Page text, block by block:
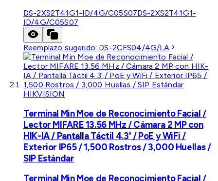
DS-2XS2T41G1-ID/4G/C05S07DS-2XS2T41G1-
ID/4G/C05S07
Reemplazo sugerido: DS-2CFS04/4G/LA
HIKVISION
Terminal Min Moe de Reconocimiento Facial /
Lector MIFARE 13.56 MHz / Cámara 2 MP con
HIK-IA / Pantalla Táctil 4.3' / PoE y WiFi /
Exterior IP65 / 1,500 Rostros / 3,000 Huellas /
SIP Estándar
Terminal Min Moe de Reconocimiento Facial /